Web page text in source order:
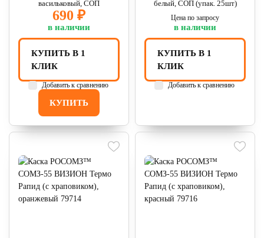
васильковый, СОП
690 ₽
в наличии
КУПИТЬ
КУПИТЬ В 1
КЛИК
Добавить к сравнению
белый, СОП (упак. 25шт)
Цена по запросу
в наличии
КУПИТЬ В 1
КЛИК
Добавить к сравнению